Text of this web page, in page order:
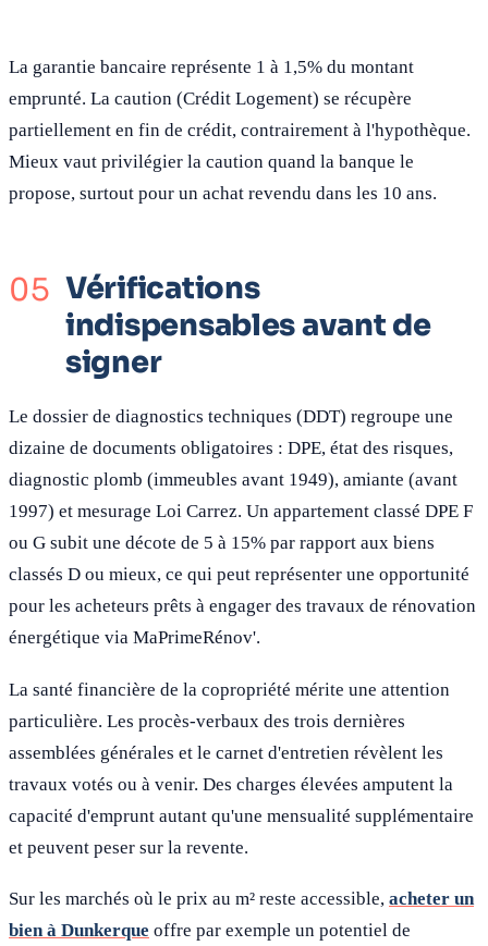
La garantie bancaire représente 1 à 1,5% du montant
emprunté. La caution (Crédit Logement) se récupère
partiellement en fin de crédit, contrairement à l'hypothèque.
Mieux vaut privilégier la caution quand la banque le
propose, surtout pour un achat revendu dans les 10 ans.
Vérifications
indispensables avant de
signer
Le dossier de diagnostics techniques (DDT) regroupe une
dizaine de documents obligatoires : DPE, état des risques,
diagnostic plomb (immeubles avant 1949), amiante (avant
1997) et mesurage Loi Carrez. Un appartement classé DPE F
ou G subit une décote de 5 à 15% par rapport aux biens
classés D ou mieux, ce qui peut représenter une opportunité
pour les acheteurs prêts à engager des travaux de rénovation
énergétique via MaPrimeRénov'.
La santé financière de la copropriété mérite une attention
particulière. Les procès-verbaux des trois dernières
assemblées générales et le carnet d'entretien révèlent les
travaux votés ou à venir. Des charges élevées amputent la
capacité d'emprunt autant qu'une mensualité supplémentaire
et peuvent peser sur la revente.
Sur les marchés où le prix au m² reste accessible, acheter un
bien à Dunkerque offre par exemple un potentiel de